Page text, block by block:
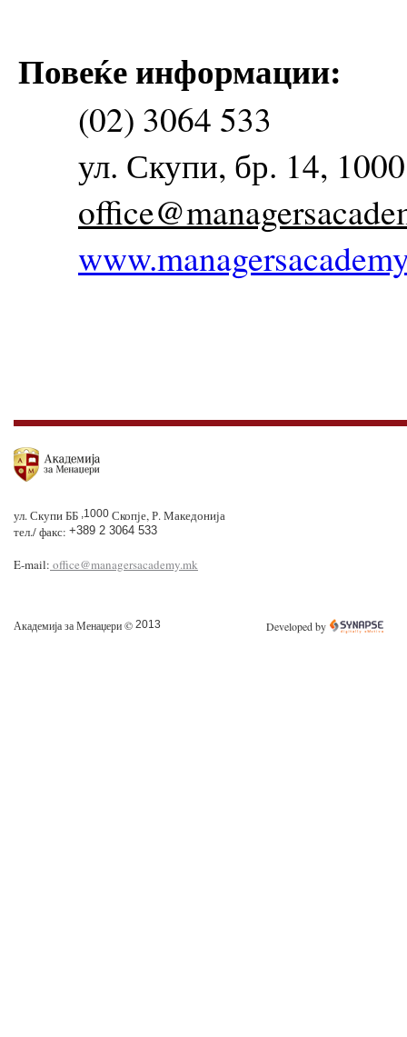
Повеќе информации:
(02) 3064 533
ул. Скупи, бр. 14,
ул. Скупи ББ ,1000 Скопје, Р. Македонија
тел./ факс: +389 2 3064 533
E-mail: office@managersacademy.mk
Академија за Менаџери © 2013 Developed by